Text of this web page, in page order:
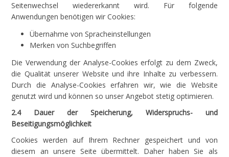
Seitenwechsel wiedererkannt wird. Für folgende
Anwendungen benötigen wir Cookies:
Übernahme von Spracheinstellungen
Merken von Suchbegriffen
Die Verwendung der Analyse-Cookies erfolgt zu dem Zweck,
die Qualität unserer Website und ihre Inhalte zu verbessern.
Durch die Analyse-Cookies erfahren wir, wie die Website
genutzt wird und können so unser Angebot stetig optimieren.
2.4 Dauer der Speicherung, Widerspruchs- und
Beseitigungsmöglichkeit
Cookies werden auf Ihrem Rechner gespeichert und von
diesem an unsere Seite übermittelt. Daher haben Sie als